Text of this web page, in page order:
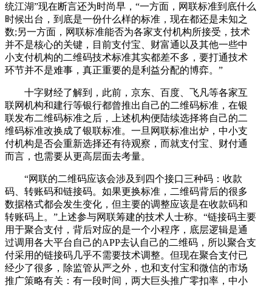
统江湖”现在断言还为时尚早，“一方面，网联标准到底什么
时候出台，到底是一份什么样的标准，现在都还是未知之
数;另一方面，网联标准能否为各家支付机构所接受，技术
并不是核心的关键，目前支付宝、财富通以及其他一些中
小支付机构的二维码技术标准其实都差不多，要打通技术
环节并不是难事，真正重要的是利益分配的博弈。”
十字财经了解到，此前，京东、百度、飞凡等各家互
联网机构和建行等银行都曾推出自己的二维码标准，在银
联发布二维码标准之后，上述机构便陆续选择将自己的二
维码标准改换成了银联标准。一旦网联标准出炉，中小支
付机构是否会重新选择还有待观察，而就支付宝、财付通
而言，也需要从更高层面去考量。
“网联的二维码应该会涉及到四个接口三种码：收款
码、转账码和链接码。如果更换标准，二维码背后的很多
数据格式都会发生变化，但主要的调整应该是在收款码和
转账码上。”上述参与网联筹建的技术人士称。“链接码主要
用于聚合支付，背后对应的是一个小程序，底层逻辑是通
过调用各大平台自己的APP去认自己的二维码，所以聚合支
付采用的链接码几乎不需要技术调整。但现在聚合支付已
经少了很多，除监管从严之外，也和支付宝和微信的市场
推广策略有关：有一段时间，两大巨头推广零扣率，中小